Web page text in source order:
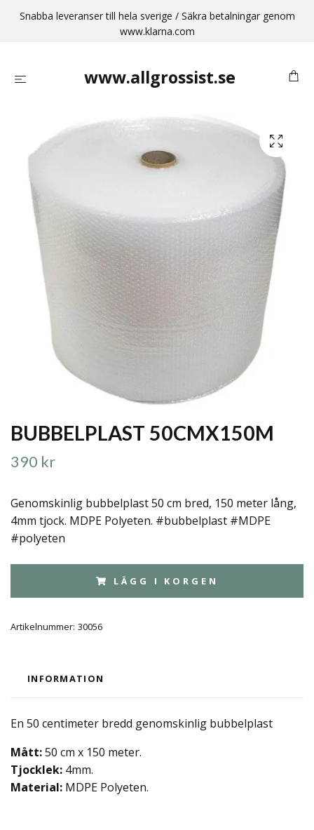
Snabba leveranser till hela sverige / Säkra betalningar genom
www.klarna.com
www.allgrossist.se
BUBBELPLAST 50CMX150M
390 kr
Genomskinlig bubbelplast 50 cm bred, 150 meter lång,
4mm tjock. MDPE Polyeten. #bubbelplast #MDPE
#polyeten
LÄGG I KORGEN
Artikelnummer: 30056
INFORMATION
En 50 centimeter bredd genomskinlig bubbelplast
Mått:50 cm x 150 meter.
Tjocklek: 4mm.
Material: MDPE Polyeten.